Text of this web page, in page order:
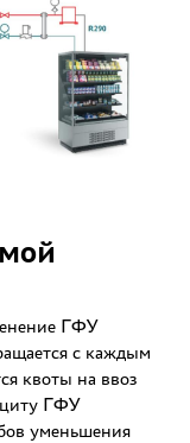
ГФУ
с каждым
квоты на ввоз
ГФУ
уменьшения